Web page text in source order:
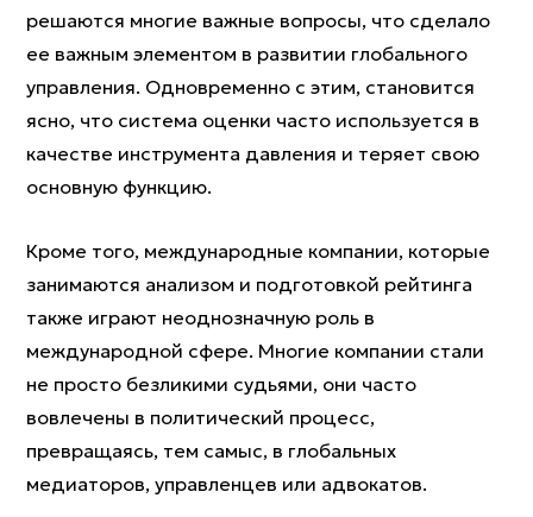
решаются многие важные вопросы, что сделало
ее важным элементом в развитии глобального
управления. Одновременно с этим, становится
ясно, что система оценки часто используется в
качестве инструмента давления и теряет свою
основную функцию.
Кроме того, международные компании, которые
занимаются анализом и подготовкой рейтинга
также играют неоднозначную роль в
международной сфере. Многие компании стали
не просто безликими судьями, они часто
вовлечены в политический процесс,
превращаясь, тем самыс, в глобальных
медиаторов, управленцев или адвокатов.